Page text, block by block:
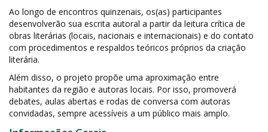
Ao longo de encontros quinzenais, os(as) participantes
desenvolverão sua escrita autoral a partir da leitura crítica de
obras literárias (locais, nacionais e internacionais) e do contato
com procedimentos e respaldos teóricos próprios da criação
literária.
Além disso, o projeto propõe uma aproximação entre
habitantes da região e autoras locais. Por isso, promoverá
debates, aulas abertas e rodas de conversa com autoras
convidadas, sempre acessíveis a um público mais amplo.